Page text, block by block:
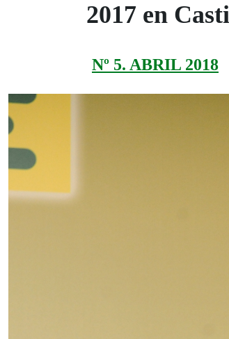
2017 en
Nº 5. ABRIL 2018